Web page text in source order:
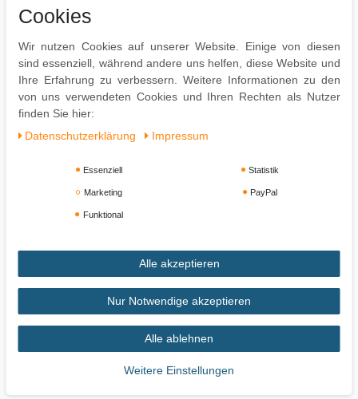
Strapazierfähiger & pflegeleichter Bezug
Pflegehinweise:
Leichte Verschmutzung mit feuchtem Baumwolltuch abwischen
Oberflächen nur mit geeignetem Aufsatz absaugen
Keine Haushaltsreiniger verwenden
Impressum Daten­schutz­erklärung AGB
Widerrufs­recht Vertrag widerrufen
Cookies
Wir nutzen Cookies auf unserer Website. Einige von diesen
sind essenziell, während andere uns helfen, diese Website und
Ihre Erfahrung zu verbessern. Weitere Informationen zu den
von uns verwendeten Cookies und Ihren Rechten als Nutzer
finden Sie hier:
Daten­schutz­erklärung
Impressum
Essenziell Statistik
Marketing PayPal
Funktional
Alle akzeptieren
Nur Notwendige akzeptieren
Alle ablehnen
Weitere Einstellungen